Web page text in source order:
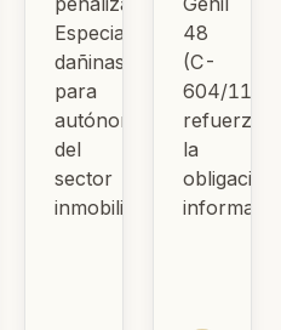
Especialmente
dañinas
para
autónomos
del
sector
inmobiliario.
48
(C-
604/11)
refuerza
la
obligación